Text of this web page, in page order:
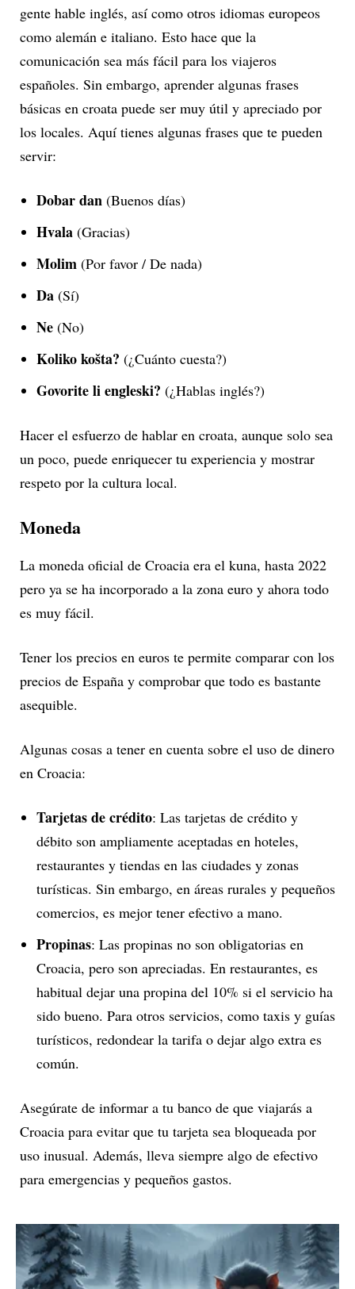
gente hable inglés, así como otros idiomas europeos
como alemán e italiano. Esto hace que la
comunicación sea más fácil para los viajeros
españoles. Sin embargo, aprender algunas frases
básicas en croata puede ser muy útil y apreciado por
los locales. Aquí tienes algunas frases que te pueden
servir:
Dobar dan (Buenos días)
Hvala (Gracias)
Molim (Por favor / De nada)
Da (Sí)
Ne (No)
Koliko košta? (¿Cuánto cuesta?)
Govorite li engleski? (¿Hablas inglés?)
Hacer el esfuerzo de hablar en croata, aunque solo sea
un poco, puede enriquecer tu experiencia y mostrar
respeto por la cultura local.
Moneda
La moneda oficial de Croacia era el kuna, hasta 2022
pero ya se ha incorporado a la zona euro y ahora todo
es muy fácil.
Tener los precios en euros te permite comparar con los
precios de España y comprobar que todo es bastante
asequible.
Algunas cosas a tener en cuenta sobre el uso de dinero
en Croacia:
Tarjetas de crédito: Las tarjetas de crédito y
débito son ampliamente aceptadas en hoteles,
restaurantes y tiendas en las ciudades y zonas
turísticas. Sin embargo, en áreas rurales y pequeños
comercios, es mejor tener efectivo a mano.
Propinas: Las propinas no son obligatorias en
Croacia, pero son apreciadas. En restaurantes, es
habitual dejar una propina del 10% si el servicio ha
sido bueno. Para otros servicios, como taxis y guías
turísticos, redondear la tarifa o dejar algo extra es
común.
Asegúrate de informar a tu banco de que viajarás a
Croacia para evitar que tu tarjeta sea bloqueada por
uso inusual. Además, lleva siempre algo de efectivo
para emergencias y pequeños gastos.